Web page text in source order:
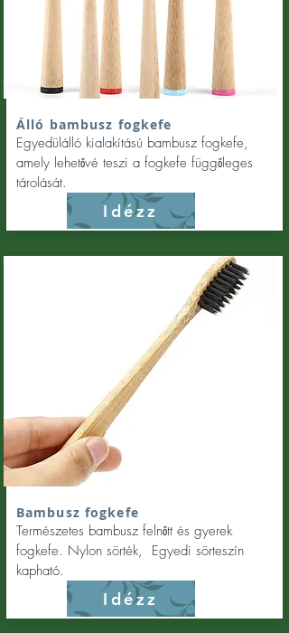
Álló bambusz fogkefe
Egyedülálló kialakítású bambusz fogkefe,
amely lehetővé teszi a fogkefe függőleges
tárolását.
Idézz
Bambusz fogkefe
Természetes bambusz felnőtt és gyerek
fogkefe. Nylon sörték, Egyedi sörteszín
kapható.
Idézz